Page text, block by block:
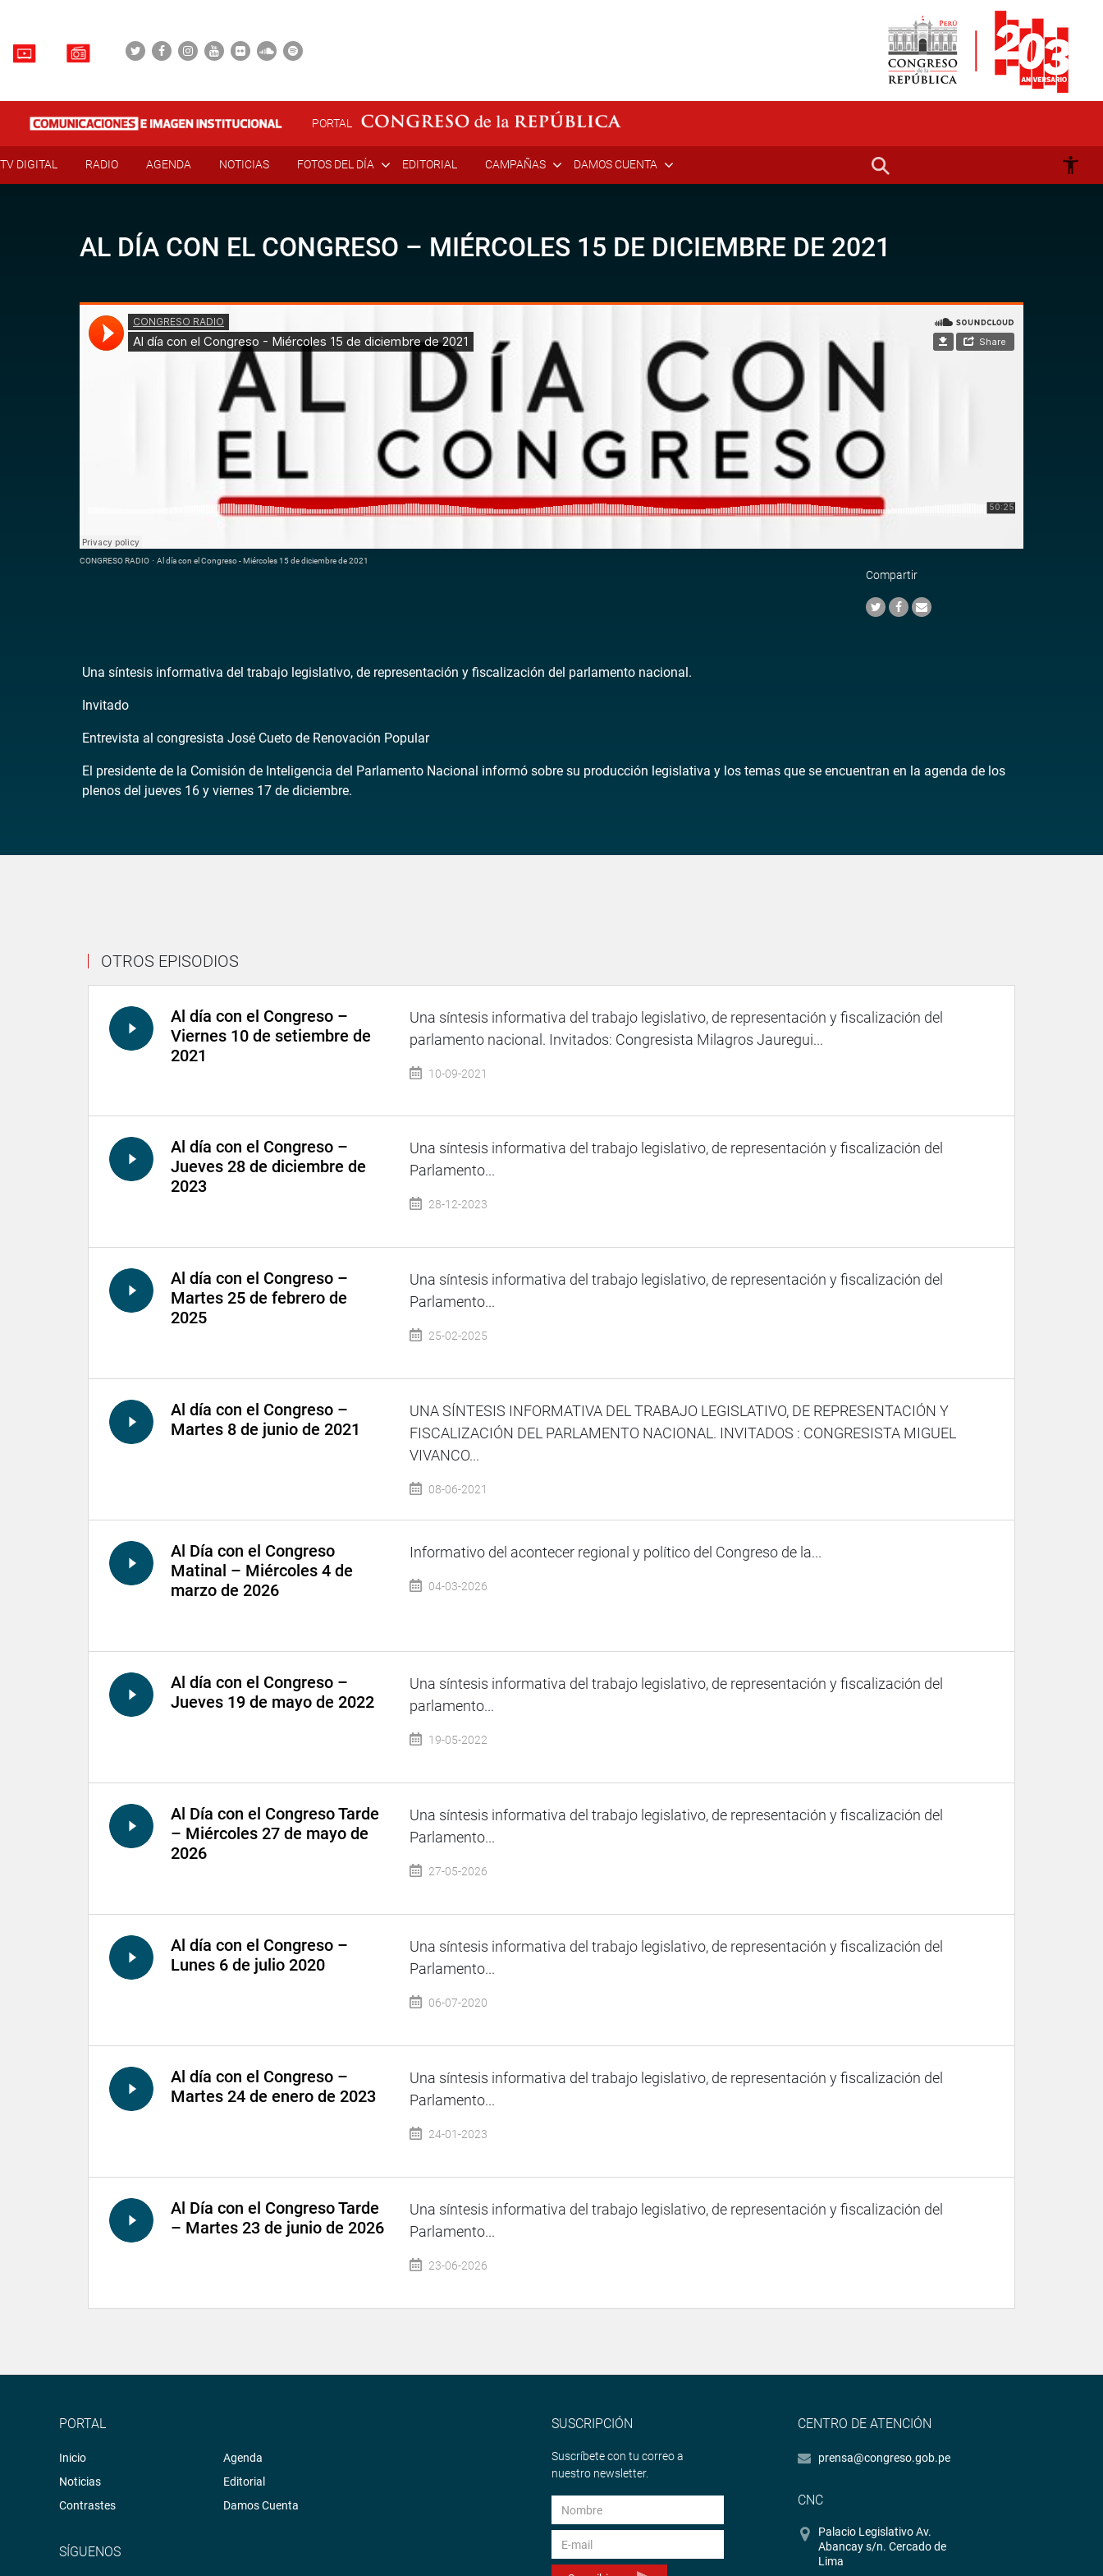
PORTAL
TV DIGITAL RADIO AGENDA NOTICIAS FOTOS DEL DÍA EDITORIAL CAMPAÑAS DAMOS CUENTA
AL DÍA CON EL CONGRESO – MIÉRCOLES 15 DE DICIEMBRE DE 2021
CONGRESO RADIO · Al día con el Congreso - Miércoles 15 de diciembre de 2021
Compartir
Una síntesis informativa del trabajo legislativo, de representación y fiscalización del parlamento nacional.
Invitado
Entrevista al congresista José Cueto de Renovación Popular
El presidente de la Comisión de Inteligencia del Parlamento Nacional informó sobre su producción legislativa y los temas que se encuentran en la agenda de los
plenos del jueves 16 y viernes 17 de diciembre.
OTROS EPISODIOS
Al día con el Congreso –
Viernes 10 de setiembre de
2021
Una síntesis informativa del trabajo legislativo, de representación y fiscalización del
parlamento nacional. Invitados: Congresista Milagros Jauregui...
10-09-2021
Al día con el Congreso –
Jueves 28 de diciembre de
2023
Una síntesis informativa del trabajo legislativo, de representación y fiscalización del
Parlamento...
28-12-2023
Al día con el Congreso –
Martes 25 de febrero de
2025
Una síntesis informativa del trabajo legislativo, de representación y fiscalización del
Parlamento...
25-02-2025
Al día con el Congreso –
Martes 8 de junio de 2021
UNA SÍNTESIS INFORMATIVA DEL TRABAJO LEGISLATIVO, DE REPRESENTACIÓN Y
FISCALIZACIÓN DEL PARLAMENTO NACIONAL. INVITADOS : CONGRESISTA MIGUEL
VIVANCO...
08-06-2021
Al Día con el Congreso
Matinal – Miércoles 4 de
marzo de 2026
Informativo del acontecer regional y político del Congreso de la...
04-03-2026
Al día con el Congreso –
Jueves 19 de mayo de 2022
Una síntesis informativa del trabajo legislativo, de representación y fiscalización del
parlamento...
19-05-2022
Al Día con el Congreso Tarde
– Miércoles 27 de mayo de
2026
Una síntesis informativa del trabajo legislativo, de representación y fiscalización del
Parlamento...
27-05-2026
Al día con el Congreso –
Lunes 6 de julio 2020
Una síntesis informativa del trabajo legislativo, de representación y fiscalización del
Parlamento...
06-07-2020
Al día con el Congreso –
Martes 24 de enero de 2023
Una síntesis informativa del trabajo legislativo, de representación y fiscalización del
Parlamento...
24-01-2023
Al Día con el Congreso Tarde
– Martes 23 de junio de 2026
Una síntesis informativa del trabajo legislativo, de representación y fiscalización del
Parlamento...
23-06-2026
PORTAL
Inicio
Noticias
Contrastes
Agenda
Editorial
Damos Cuenta
SÍGUENOS
SUSCRIPCIÓN
Suscríbete con tu correo a
nuestro newsletter.
CENTRO DE ATENCIÓN
prensa@congreso.gob.pe
CNC
Palacio Legislativo Av.
Abancay s/n. Cercado de
Lima